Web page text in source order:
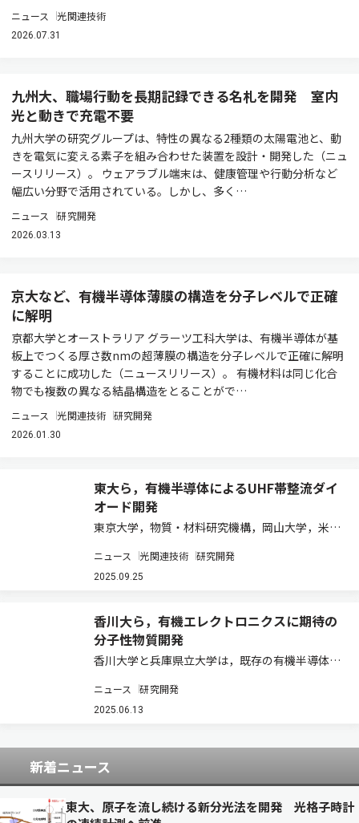
ニュース 光関連技術
2026.07.31
九州大、職場行動を長期記録できる名札を開発 室内
光と動きで充電不要
九州大学の研究グループは、特性の異なる2種類の太陽電池と、動
きを電気に変える素子を組み合わせた装置を設計・開発した（ニュ
ースリリース）。 ウェアラブル端末は、健康管理や行動分析など
幅広い分野で活用されている。しかし、多く…
ニュース 研究開発
2026.03.13
京大など、有機半導体薄膜の構造を分子レベルで正確
に解明
京都大学とオーストラリア グラーツ工科大学は、有機半導体が基
板上でつくる厚さ数nmの超薄膜の構造を分子レベルで正確に解明
することに成功した（ニュースリリース）。 有機材料は同じ化合
物でも複数の異なる結晶構造をとることがで…
ニュース 光関連技術 研究開発
2026.01.30
東大ら，有機半導体によるUHF帯整流ダイ
オード開発
東京大学，物質・材料研究機構，岡山大学，米ジ
体を用いた整流ダイオードにおいて，920MHzの
交流電力を直流電力に実用的な効率で変換するこ
ニュース 光関連技術 研究開発
2025.09.25
香川大ら，有機エレクトロニクスに期待の
分子性物質開発
香川大学と兵庫県立大学は，既存の有機半導体に
有機半導体を開発し，酸化還元に対する優れた安
定性を見出した（ニュースリリース）。 フェロセ
ニュース 研究開発
2025.06.13
新着ニュース
東大、原子を流し続ける新分光法を開発 光格子時計